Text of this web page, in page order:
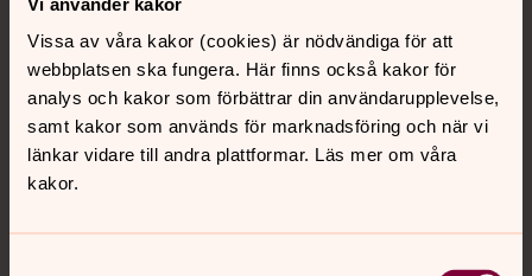
Vissa av våra kakor (cookies) är nödvändiga för att
webbplatsen ska fungera. Här finns också kakor för
analys och kakor som förbättrar din användarupplevelse,
samt kakor som används för marknadsföring och när vi
länkar vidare till andra plattformar. Läs mer om våra
kakor.
Susanne Skogstam, församlingsherde,
susanne.skogstam@svenskakyrkan.se
Ersättare
Pia Lundholm
Birgitta Hertzberg
Gunilla Kvarnström